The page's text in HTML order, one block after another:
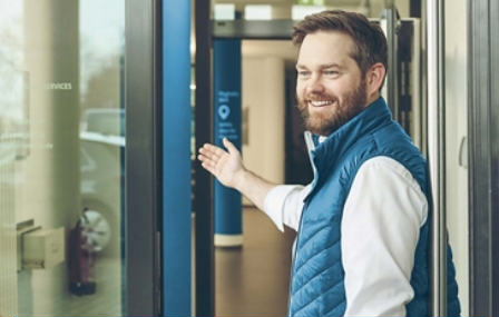
Skip to main content
Skip to footer